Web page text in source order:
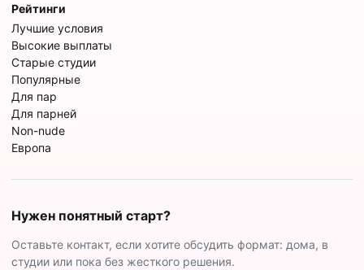
Рейтинги
Лучшие условия
Высокие выплаты
Старые студии
Популярные
Для пар
Для парней
Non-nude
Европа
Нужен понятный старт?
Оставьте контакт, если хотите обсудить формат: дома, в
студии или пока без жесткого решения.